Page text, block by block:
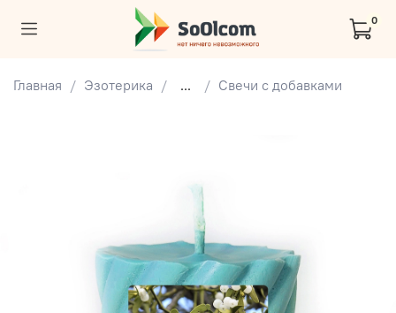
0
Главная Эзотерика ... Свечи с добавками